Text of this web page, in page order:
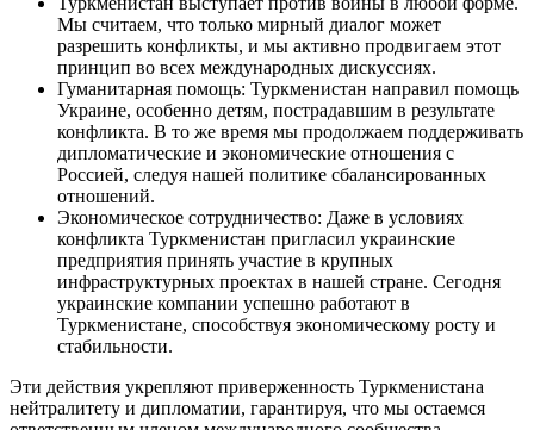
Мы считаем, что только мирный диалог может
разрешить конфликты, и мы активно продвигаем этот
принцип во всех международных дискуссиях.
Гуманитарная помощь: Туркменистан направил помощь
Украине, особенно детям, пострадавшим в результате
конфликта. В то же время мы продолжаем поддерживать
дипломатические и экономические отношения с
Россией, следуя нашей политике сбалансированных
отношений.
Экономическое сотрудничество: Даже в условиях
конфликта Туркменистан пригласил украинские
предприятия принять участие в крупных
инфраструктурных проектах в нашей стране. Сегодня
украинские компании успешно работают в
Туркменистане, способствуя экономическому росту и
стабильности.
Эти действия укрепляют приверженность Туркменистана
нейтралитету и дипломатии, гарантируя, что мы остаемся